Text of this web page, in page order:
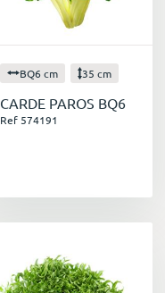
BQ6 cm 35 cm
CARDE PAROS BQ6
Ref 574191